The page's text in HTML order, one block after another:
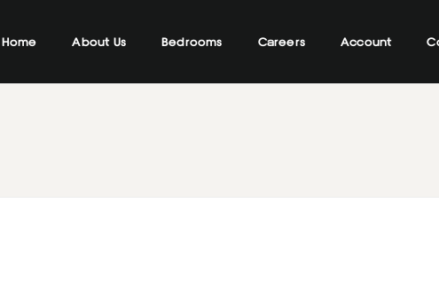
Home About Us Bedrooms Careers Account